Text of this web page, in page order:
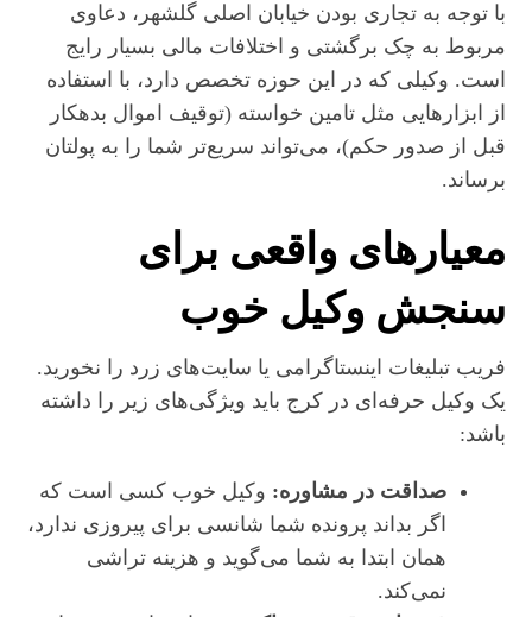
با توجه به تجاری بودن خیابان اصلی گلشهر، دعاوی
مربوط به چک برگشتی و اختلافات مالی بسیار رایج
است. وکیلی که در این حوزه تخصص دارد، با استفاده
از ابزارهایی مثل تامین خواسته (توقیف اموال بدهکار
قبل از صدور حکم)، می‌تواند سریع‌تر شما را به پولتان
برساند.
معیارهای واقعی برای
سنجش وکیل خوب
فریب تبلیغات اینستاگرامی یا سایت‌های زرد را نخورید.
یک وکیل حرفه‌ای در کرج باید ویژگی‌های زیر را داشته
باشد:
صداقت در مشاوره: وکیل خوب کسی است که
اگر بداند پرونده شما شانسی برای پیروزی ندارد،
همان ابتدا به شما می‌گوید و هزینه تراشی
نمی‌کند.